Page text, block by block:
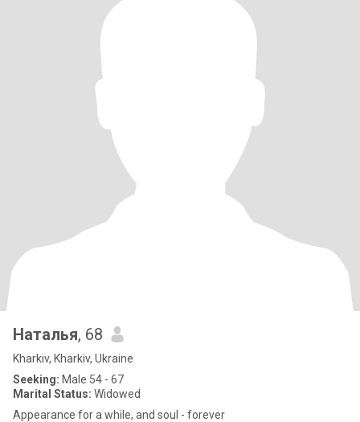
Наталья, 68
Kharkiv, Kharkiv, Ukraine
Seeking: Male 54 - 67
Marital Status: Widowed
Appearance for a while, and soul - forever